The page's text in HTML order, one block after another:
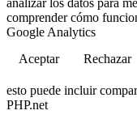
analizar los datos para
comprender cómo
Google Analytics
Aceptar
Rechazar
esto puede incluir
PHP.net